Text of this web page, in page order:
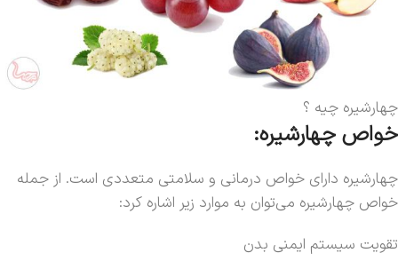
چهارشیره چیه ؟
خواص چهارشیره:
چهارشیره دارای خواص درمانی و سلامتی متعددی است. از جمله
خواص چهارشیره می‌توان به موارد زیر اشاره کرد:
تقویت سیستم ایمنی بدن